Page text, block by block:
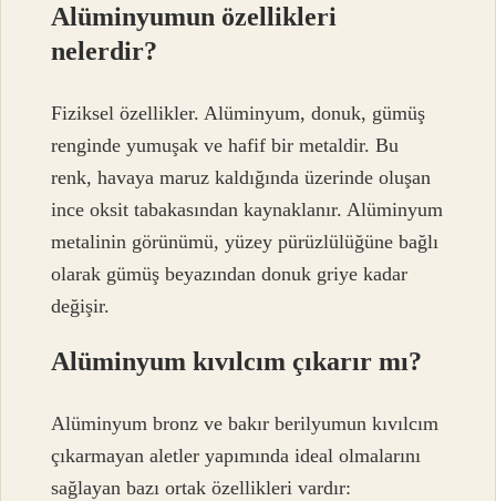
Alüminyumun özellikleri
nelerdir?
Fiziksel özellikler. Alüminyum, donuk, gümüş
renginde yumuşak ve hafif bir metaldir. Bu
renk, havaya maruz kaldığında üzerinde oluşan
ince oksit tabakasından kaynaklanır. Alüminyum
metalinin görünümü, yüzey pürüzlülüğüne bağlı
olarak gümüş beyazından donuk griye kadar
değişir.
Alüminyum kıvılcım çıkarır mı?
Alüminyum bronz ve bakır berilyumun kıvılcım
çıkarmayan aletler yapımında ideal olmalarını
sağlayan bazı ortak özellikleri vardır: